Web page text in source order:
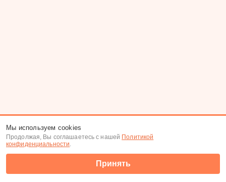
Мы используем cookies
Продолжая, Вы соглашаетесь с нашей Политикой
конфиденциальности.
Принять